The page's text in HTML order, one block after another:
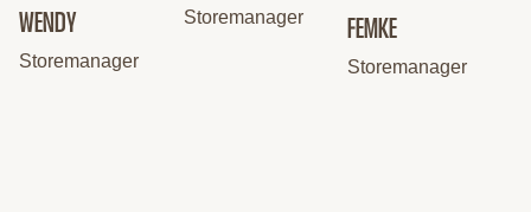
WENDY
Storemanager
Storemanager
FEMKE
Storemanager